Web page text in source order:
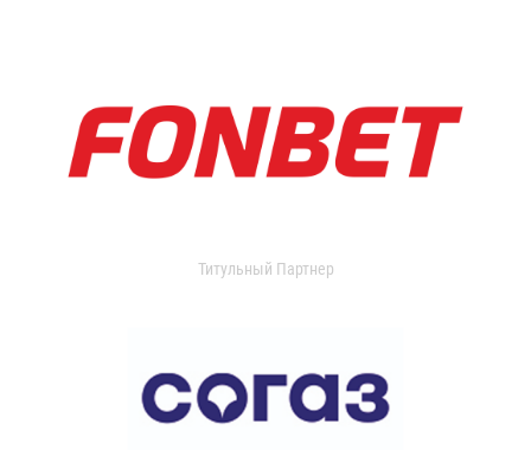
Титульный Партнер